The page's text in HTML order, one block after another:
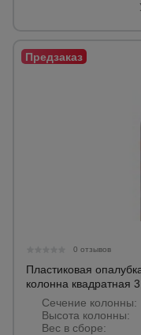
0 отзывов
Пластиковая
колонна квадратная
Сечение колонны:
Высота колонны:
Вес в сборе: